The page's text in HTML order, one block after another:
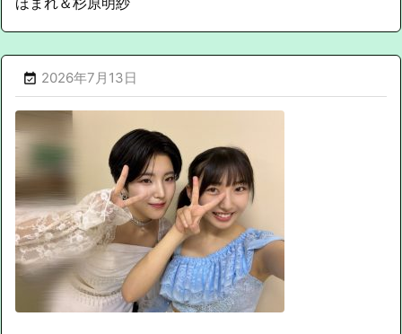
 2026年7月13日